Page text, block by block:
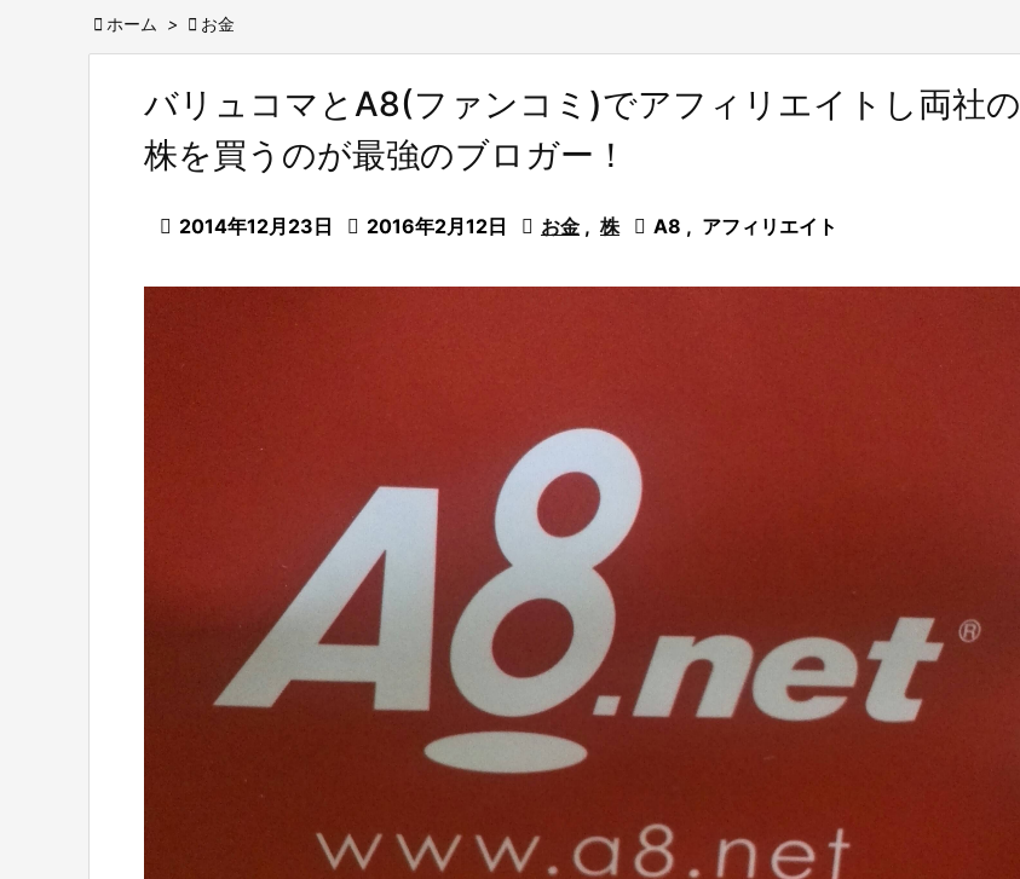
 ホーム >  お金
バリュコマとA8(ファンコミ)でアフィリエイトし両社の
株を買うのが最強のブロガー！
 2014年12月23日  2016年2月12日  お金 , 株  A8 , アフィリエイト